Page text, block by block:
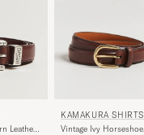
Leather
KAMAKURA SHIRTS
Vintage Ivy Horseshoe